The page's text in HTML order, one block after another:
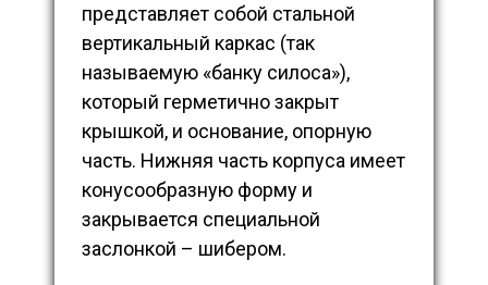
представляет собой стальной
вертикальный каркас (так
называемую «банку силоса»),
который герметично закрыт
крышкой, и основание, опорную
часть. Нижняя часть корпуса имеет
конусообразную форму и
закрывается специальной
заслонкой – шибером.